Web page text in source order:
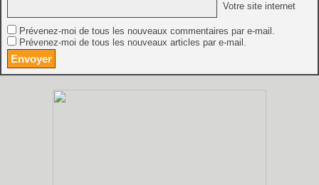
Votre site internet
Prévenez-moi de tous les nouveaux commentaires par e-mail.
Prévenez-moi de tous les nouveaux articles par e-mail.